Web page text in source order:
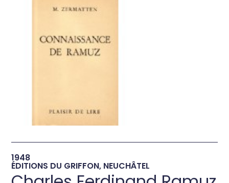
→
1948
ÉDITIONS DU GRIFFON, NEUCHÂTEL